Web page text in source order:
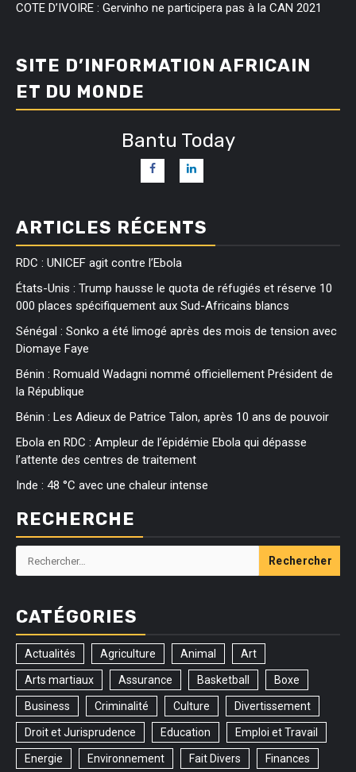
COTE D’IVOIRE : Gervinho ne participera pas à la CAN 2021
SITE D’INFORMATION AFRICAIN
ET DU MONDE
Bantu Today
ARTICLES RÉCENTS
RDC : UNICEF agit contre l’Ebola
États-Unis : Trump hausse le quota de réfugiés et réserve 10
000 places spécifiquement aux Sud-Africains blancs
Sénégal : Sonko a été limogé après des mois de tension avec
Diomaye Faye
Bénin : Romuald Wadagni nommé officiellement Président de
la République
Bénin : Les Adieux de Patrice Talon, après 10 ans de pouvoir
Ebola en RDC : Ampleur de l’épidémie Ebola qui dépasse
l’attente des centres de traitement
Inde : 48 °C avec une chaleur intense
RECHERCHE
Rechercher :
CATÉGORIES
Actualités Agriculture Animal Art
Arts martiaux Assurance Basketball Boxe
Business Criminalité Culture Divertissement
Droit et Jurisprudence Education Emploi et Travail
Energie Environnement Fait Divers Finances